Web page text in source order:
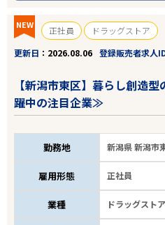
NEW 正社員
ドラッグストア
更新日
2026.08.06 登録販売者求人
【新潟市東区】暮らし創造
躍中の注目企業≫
勤務地 新潟県 新潟市
雇用形態 正社員
業種 ドラッグストア